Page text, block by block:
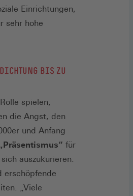
Einrichtungen,
sehr hohe
BIS ZU
spielen,
die Angst, den
und Anfang
„Präsentismus“ für
auszukurieren.
erschöpfende
„Viele